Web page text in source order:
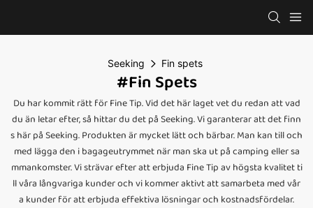
Seeking Fin spets
#Fin Spets
Du har kommit rätt för Fine Tip. Vid det här laget vet du redan att vad
du än letar efter, så hittar du det på Seeking. Vi garanterar att det finn
s här på Seeking. Produkten är mycket lätt och bärbar. Man kan till och
med lägga den i bagageutrymmet när man ska ut på camping eller sa
mmankomster. Vi strävar efter att erbjuda Fine Tip av högsta kvalitet ti
ll våra långvariga kunder och vi kommer aktivt att samarbeta med vår
a kunder för att erbjuda effektiva lösningar och kostnadsfördelar.